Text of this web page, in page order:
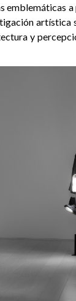
emblemáticas
artística
y